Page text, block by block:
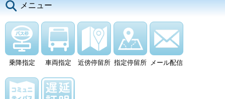
メニュー
乗降指定 車両指定 近傍停留所 指定停留所 メール配信